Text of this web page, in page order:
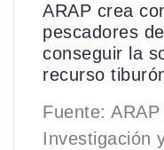
ARAP crea
pescadores
conseguir la
recurso
Fuente:
Investigación